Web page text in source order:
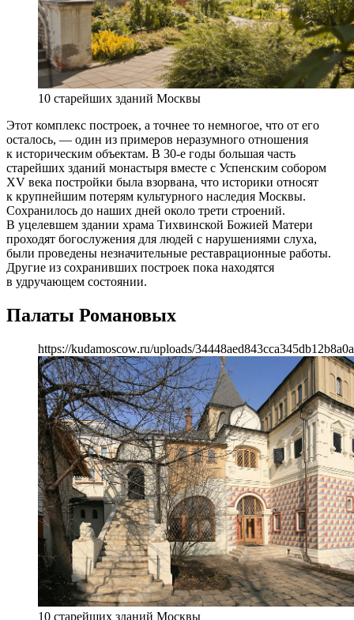
10 старейших зданий Москвы
Этот комплекс построек, а точнее то немногое, что от его
осталось, — один из примеров неразумного отношения
к историческим объектам. В 30-е годы большая часть
старейших зданий монастыря вместе с Успенским собором
XV века постройки была взорвана, что историки относят
к крупнейшим потерям культурного наследия Москвы.
Сохранилось до наших дней около трети строений.
В уцелевшем здании храма Тихвинской Божией Матери
проходят богослужения для людей с нарушениями слуха,
были проведены незначительные реставрационные работы.
Другие из сохранивших построек пока находятся
в удручающем состоянии.
Палаты Романовых
https://kudamoscow.ru/uploads/
10 старейших зданий Москвы